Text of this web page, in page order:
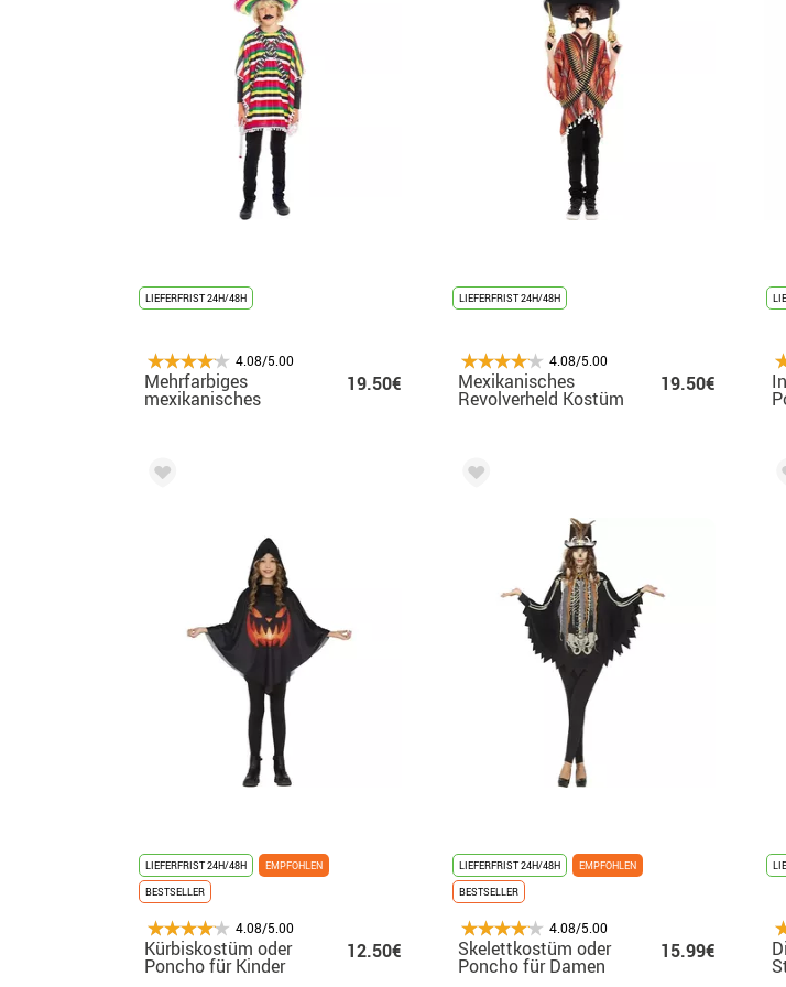
LIEFERFRIST 24H/48H
4.08/5.00
Mehrfarbiges
mexikanisches
19.50€
LIEFERFRIST 24H/48H
4.08/5.00
Mexikanisches
Revolverheld Kostüm
19.50€
LIEFERFRIST 24H/48H
EMPFOHLEN
BESTSELLER
4.08/5.00
Kürbiskostüm oder
Poncho für Kinder
12.50€
LIEFERFRIST 24H/48H
EMPFOHLEN
BESTSELLER
4.08/5.00
Skelettkostüm oder
Poncho für Damen
15.99€